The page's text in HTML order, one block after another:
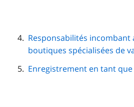
Responsabilités
boutiques spécialisées de
Enregistrement en tant